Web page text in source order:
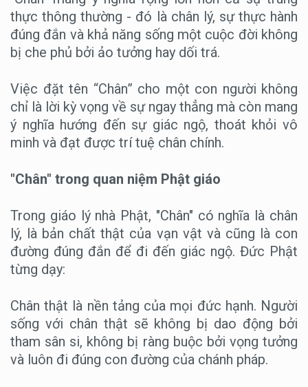
thực thông thường - đó là chân lý, sự thực hành
đúng đắn và khả năng sống một cuộc đời không
bị che phủ bởi ảo tưởng hay dối trá.
Việc đặt tên “Chân” cho một con người không
chỉ là lời kỳ vọng về sự ngay thẳng mà còn mang
ý nghĩa hướng đến sự giác ngộ, thoát khỏi vô
minh và đạt được trí tuệ chân chính.
"Chân" trong quan niệm Phật giáo
Trong giáo lý nhà Phật, "Chân" có nghĩa là chân
lý, là bản chất thật của vạn vật và cũng là con
đường đúng đắn để đi đến giác ngộ. Đức Phật
từng dạy:
Chân thật là nền tảng của mọi đức hạnh. Người
sống với chân thật sẽ không bị dao động bởi
tham sân si, không bị ràng buộc bởi vọng tưởng
và luôn đi đúng con đường của chánh pháp.